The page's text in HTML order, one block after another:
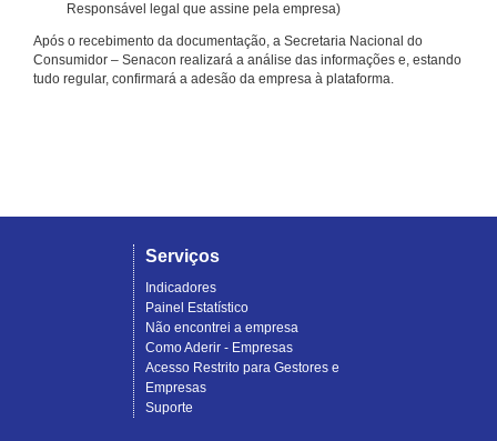
Responsável legal que assine pela empresa)
Após o recebimento da documentação, a Secretaria Nacional do
Consumidor – Senacon realizará a análise das informações e, estando
tudo regular, confirmará a adesão da empresa à plataforma.
Serviços
Indicadores
Painel Estatístico
Não encontrei a empresa
Como Aderir - Empresas
Acesso Restrito para Gestores e
Empresas
Suporte